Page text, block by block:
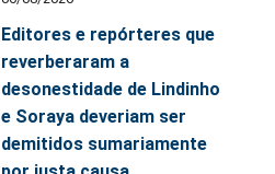
Editores e repórteres que
reverberaram a
desonestidade de Lindinho
e Soraya deveriam ser
demitidos sumariamente